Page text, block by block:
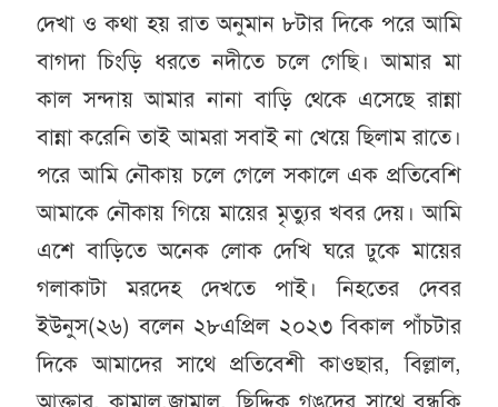
দেখা ও কথা হয় রাত অনুমান ৮টার দিকে পরে আমি
বাগদা চিংড়ি ধরতে নদীতে চলে গেছি। আমার মা
কাল সন্দায় আমার নানা বাড়ি থেকে এসেছে রান্না
বান্না করেনি তাই আমরা সবাই না খেয়ে ছিলাম রাতে।
পরে আমি নৌকায় চলে গেলে সকালে এক প্রতিবেশি
আমাকে নৌকায় গিয়ে মায়ের মৃত্যুর খবর দেয়। আমি
এশে বাড়িতে অনেক লোক দেখি ঘরে ঢুকে মায়ের
গলাকাটা মরদেহ দেখতে পাই। নিহতের দেবর
ইউনুস(২৬) বলেন ২৮এপ্রিল ২০২৩ বিকাল পাঁচটার
দিকে আমাদের সাথে প্রতিবেশী কাওছার, বিল্লাল,